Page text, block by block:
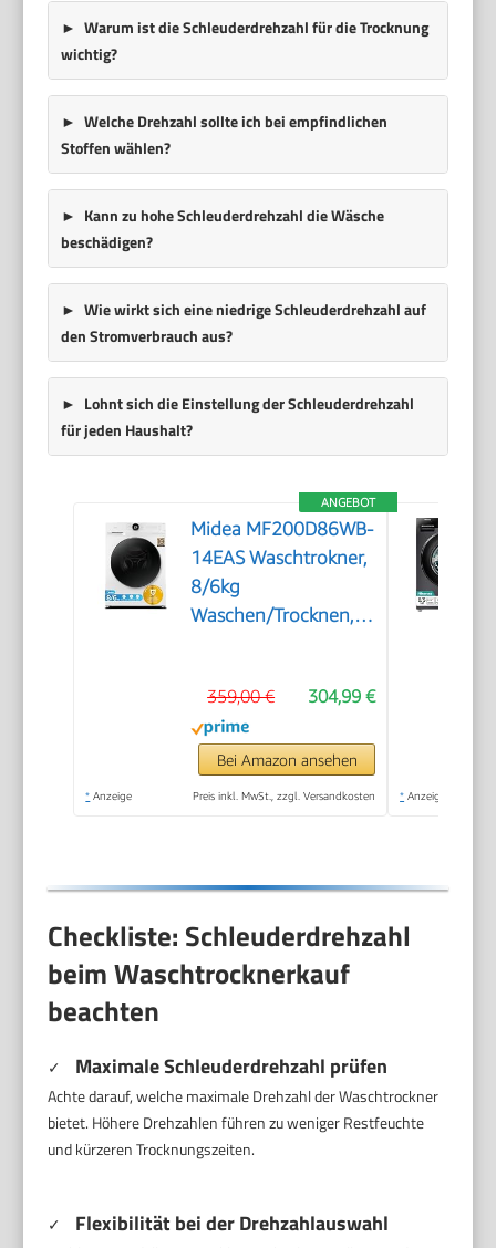
Warum ist die Schleuderdrehzahl für die Trocknung
wichtig?
Welche Drehzahl sollte ich bei empfindlichen
Stoffen wählen?
Kann zu hohe Schleuderdrehzahl die Wäsche
beschädigen?
Wie wirkt sich eine niedrige Schleuderdrehzahl auf
den Stromverbrauch aus?
Lohnt sich die Einstellung der Schleuderdrehzahl
für jeden Haushalt?
ANGEBOT
Midea MF200D86WB-
14EAS Waschtrokner,
8/6kg
Waschen/Trocknen,
Waschen & Trocknen,
Steam Care, Turbo
Wash, 48 cm tief,
APP-Steuerung,
304,99 €
359,00 €
Bei Amazon ansehen
* Anzeige Preis inkl. MwSt., zzgl. Versandkosten * Anzeige
Checkliste: Schleuderdrehzahl
beim Waschtrocknerkauf
beachten
✓ Maximale Schleuderdrehzahl prüfen
Achte darauf, welche maximale Drehzahl der Waschtrockner
bietet. Höhere Drehzahlen führen zu weniger Restfeuchte
und kürzeren Trocknungszeiten.
✓ Flexibilität bei der Drehzahlauswahl